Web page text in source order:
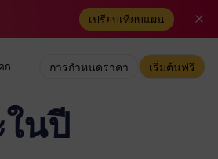
เปรียบเทียบแผน
ก การกำหนดราคา เริ่มต้นฟรี
นปี